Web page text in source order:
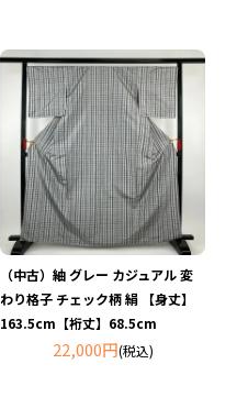
（中古）紬 グレー カジュアル 変
わり格子 チェック柄 絹 【身丈】
163.5cm【裄丈】68.5cm
22,000円(税込)